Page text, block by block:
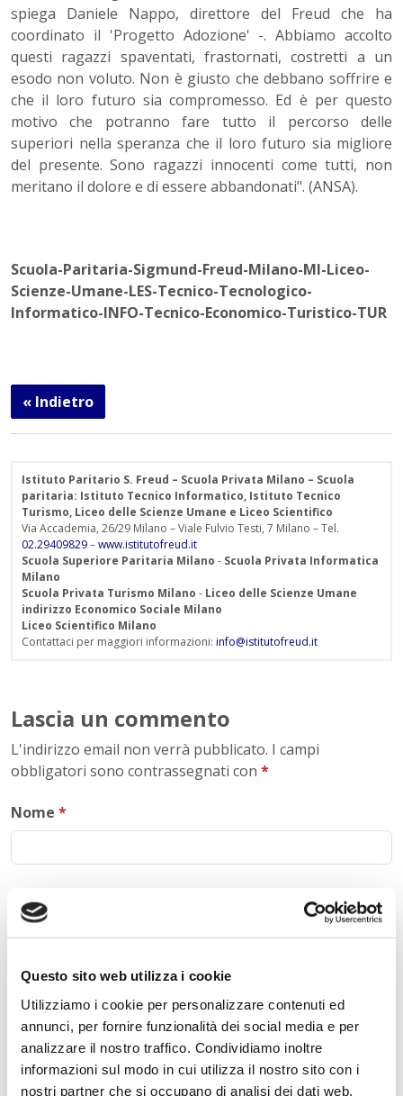
Questo sito web utilizza i cookie
Utilizziamo i cookie per personalizzare contenuti ed
annunci, per fornire funzionalità dei social media e per
analizzare il nostro traffico. Condividiamo inoltre
informazioni sul modo in cui utilizza il nostro sito con i
nostri partner che si occupano di analisi dei dati web,
spiega Daniele Nappo, direttore del Freud che ha
coordinato il 'Progetto Adozione' -. Abbiamo accolto
questi ragazzi spaventati, frastornati, costretti a un
esodo non voluto. Non è giusto che debbano soffrire e
che il loro futuro sia compromesso. Ed è per questo
motivo che potranno fare tutto il percorso delle
superiori nella speranza che il loro futuro sia migliore
del presente. Sono ragazzi innocenti come tutti, non
meritano il dolore e di essere abbandonati". (ANSA).
Scuola-Paritaria-Sigmund-Freud-Milano-MI-Liceo-
Scienze-Umane-LES-Tecnico-Tecnologico-
Informatico-INFO-Tecnico-Economico-Turistico-TUR
« Indietro
Istituto Paritario S. Freud – Scuola Privata Milano – Scuola
paritaria: Istituto Tecnico Informatico, Istituto Tecnico
Turismo, Liceo delle Scienze Umane e Liceo Scientifico
Via Accademia, 26/29 Milano – Viale Fulvio Testi, 7 Milano – Tel.
02.29409829–www.istitutofreud.it
Scuola Superiore Paritaria Milano - Scuola Privata Informatica
Milano
Scuola Privata Turismo Milano - Liceo delle Scienze Umane
indirizzo Economico Sociale Milano
Liceo Scientifico Milano
Contattaci per maggiori informazioni: info@istitutofreud.it
Lascia un commento
L'indirizzo email non verrà pubblicato. I campi
obbligatori sono contrassegnati con *
Nome *
E-mail
Commento*